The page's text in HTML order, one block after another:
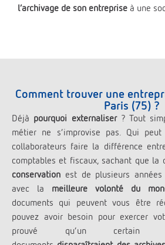
l’archivage de son entreprise à une
Comment trouver une
Paris (75) ?
Déjà pourquoi externaliser? Tout
métier ne s’improvise pas. Qui
collaborateurs faire la différence
comptables et fiscaux, sachant que la
conservation est de plusieurs
avec la meilleure volonté du
documents qui peuvent vous être
pouvez avoir besoin pour exercer
prouvé qu’un certain